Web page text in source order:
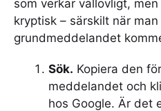
som verkar vällovligt,
kryptisk – särskilt när
grundmeddelandet
Sök. Kopiera den
meddelandet och
hos Google. Är det